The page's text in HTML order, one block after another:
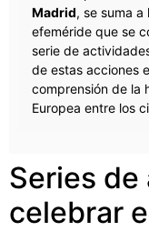
Madrid, se suma
efeméride que se
serie de
de estas acciones
comprensión de la
Europea entre los
Series
celebrar